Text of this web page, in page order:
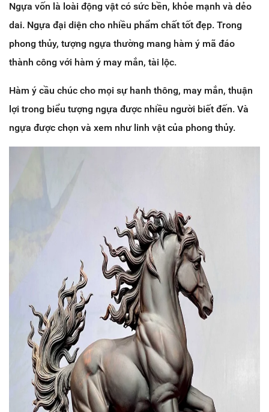
Ngựa vốn là loài động vật có sức bền, khỏe mạnh và dẻo
dai. Ngựa đại diện cho nhiều phẩm chất tốt đẹp. Trong
phong thủy, tượng ngựa thường mang hàm ý mã đáo
thành công với hàm ý may mắn, tài lộc.
Hàm ý cầu chúc cho mọi sự hanh thông, may mắn, thuận
lợi trong biểu tượng ngựa được nhiều người biết đến. Và
ngựa được chọn và xem như linh vật của phong thủy.